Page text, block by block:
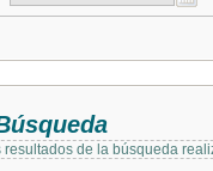
resultados de la búsqueda